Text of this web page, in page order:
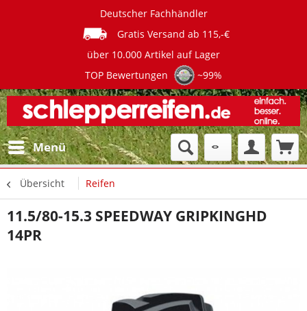
Deutscher Fachhändler
Gratis Versand ab 115,-€
über 10.000 Artikel auf Lager
TOP Bewertungen
~99%
Menü
Übersicht Reifen
11.5/80-15.3 SPEEDWAY GRIPKINGHD
14PR